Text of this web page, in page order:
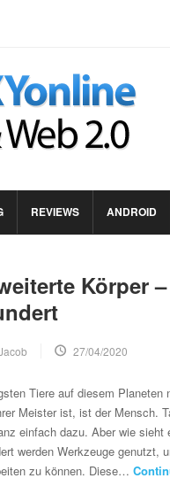
REVIEWS ANDROID
Körper
27/04/2020
Tiere auf diesem
Meister ist, ist der Mensch.
einfach dazu. Aber wie
werden Werkzeuge genutzt,
zu können. Diese…